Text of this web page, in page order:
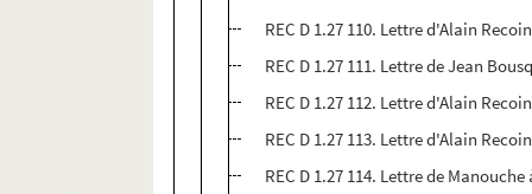
REC D 1.27 110. Lettre d'Alain
REC D 1.27 111. Lettre de Jean
REC D 1.27 112. Lettre d'Alain
REC D 1.27 113. Lettre d'Alain
REC D 1.27 114. Lettre de